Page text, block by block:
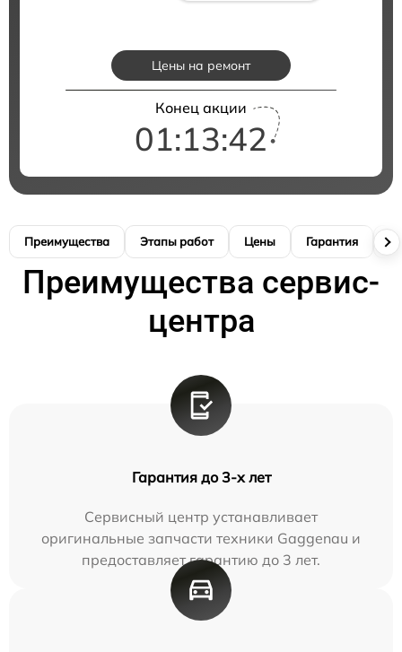
Цены на ремонт
Конец акции
01:13:41
Преимущества Этапы работ Цены Гарантия
Преимущества сервис-
центра
Гарантия до 3-х лет
Сервисный центр устанавливает
оригинальные запчасти техники Gaggenau и
предоставляет гарантию до 3 лет.